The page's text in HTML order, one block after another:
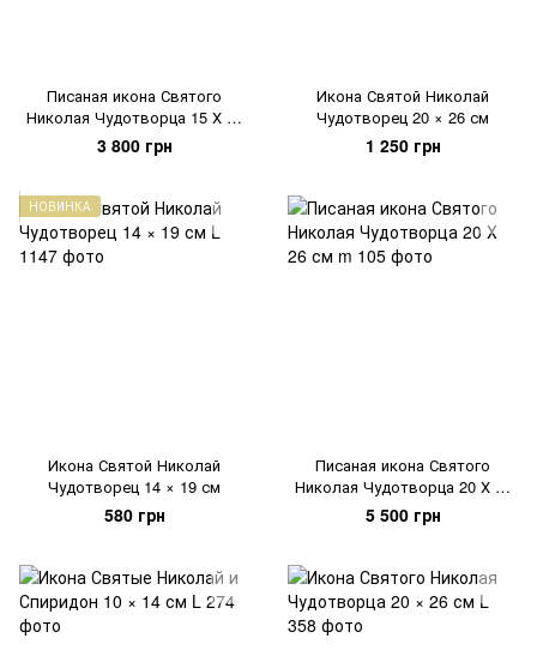
Писаная икона Святого
Николая Чудотворца 15 Х 19
см
3 800 грн
Икона Святой Николай
Чудотворец 20 × 26 см
1 250 грн
НОВИНКА
Икона Святой Николай
Чудотворец 14 × 19 см
580 грн
Писаная икона Святого
Николая Чудотворца 20 Х 26
см
5 500 грн